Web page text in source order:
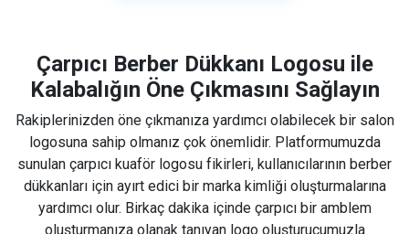
Çarpıcı Berber Dükkanı Logosu ile
Kalabalığın Öne Çıkmasını Sağlayın
Rakiplerinizden öne çıkmanıza yardımcı olabilecek bir salon
logosuna sahip olmanız çok önemlidir. Platformumuzda
sunulan çarpıcı kuaför logosu fikirleri, kullanıcılarının berber
dükkanları için ayırt edici bir marka kimliği oluşturmalarına
yardımcı olur. Birkaç dakika içinde çarpıcı bir amblem
oluşturmanıza olanak tanıyan logo oluşturucumuzla